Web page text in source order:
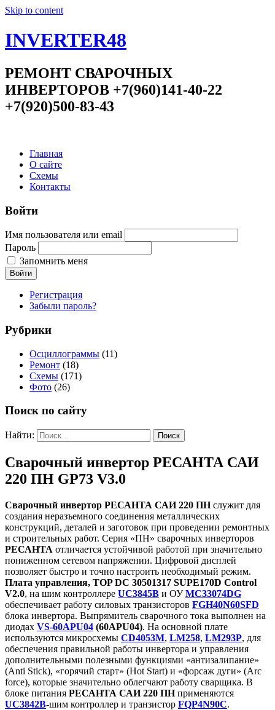
Skip to content
INVERTER48
РЕМОНТ СВАРОЧНЫХ
ИНВЕРТОРОВ +7(960)141-40-22
+7(920)500-83-43
Главная
О сайте
Схемы
Контакты
Войти
Имя пользователя или email
Пароль
Запомнить меня
Войти
Регистрация
Забыли пароль?
Рубрики
Осциллограммы (11)
Ремонт (18)
Схемы (171)
Фото (26)
Поиск по сайту
Найти:
Сварочный инвертор РЕСАНТА САИ
220 ПН GP73 V3.0
Сварочный инвертор РЕСАНТА САИ 220 ПНслужит для
создания неразъемного соединения металлических
конструкций, деталей и заготовок при проведении ремонтных
и строительных работ. Серия «ПН» сварочных инверторов
РЕСАНТА отличается устойчивой работой при значительно
пониженном сетевом напряжении. Цифровой дисплей
позволяет быстро и точно настроить необходимый режим.
Плата управления, TOP DC 30501317 SUPE170D Control
V2.0, на шим контроллере UC3845B и ОУMC33074DG
обеспечивает работу силовых транзисторов FGH40N60SFD
блока инвертора. Выпрямитель сварочного тока выполнен на
диодах VS-60APU04 (60APU04). На основной плате
используются микросхемы CD4053M, LM258, LM293P, для
обеспечения правильной работы инвертора и управления
дополнительными полезными функциями «антизалипание»
(Anti Stick), «горячий старт» (Hot Start) и «форсаж дуги» (Arc
force), которые значительно облегчают работу сварщика. В
блоке питания РЕСАНТА САИ 220 ПНприменяются
UC3842B-шим контроллер и транзистор FQP4N90C.